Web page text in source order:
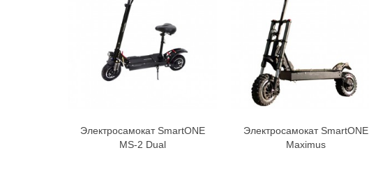
В корзину
Электросамокат SmartONE
MS-2 Dual
В корзину
Электросамокат SmartONE
Maximus